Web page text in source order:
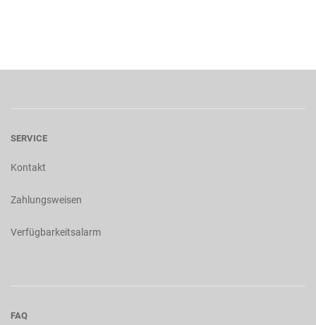
SERVICE
Kontakt
Zahlungsweisen
Verfügbarkeitsalarm
FAQ